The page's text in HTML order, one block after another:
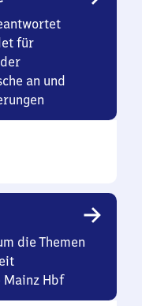
für
an und
die Themen
Hbf